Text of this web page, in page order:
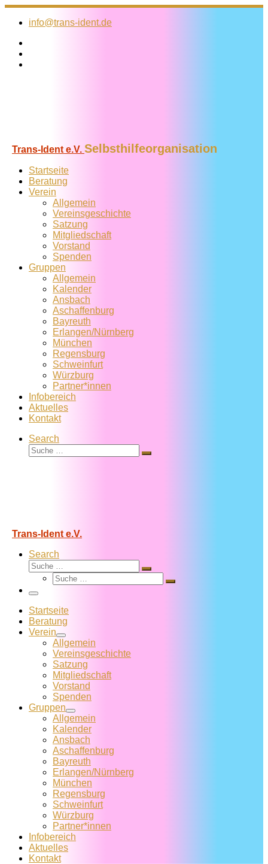
Zum
Inhalt
info@trans-ident.de
Trans-Ident e.V. Selbsthilfeorganisation
Startseite
Beratung
Verein
Allgemein
Vereins­geschichte
Satzung
Mitglied­schaft
Vorstand
Spenden
Gruppen
Allgemein
Kalender
Ansbach
Aschaffenburg
Bayreuth
Erlangen/Nürnberg
München
Regensburg
Schweinfurt
Würzburg
Partner*innen
Infobereich
Aktuelles
Kontakt
Search
Suche
Suche
Trans-Ident e.V.
Search
Suche
Suche
Suche
Suche
Menü
Startseite
Beratung
Verein
Allgemein
Vereins­geschichte
Satzung
Mitglied­schaft
Vorstand
Spenden
Gruppen
Allgemein
Kalender
Ansbach
Aschaffenburg
Bayreuth
Erlangen/Nürnberg
München
Regensburg
Schweinfurt
Würzburg
Partner*innen
Infobereich
Aktuelles
Kontakt